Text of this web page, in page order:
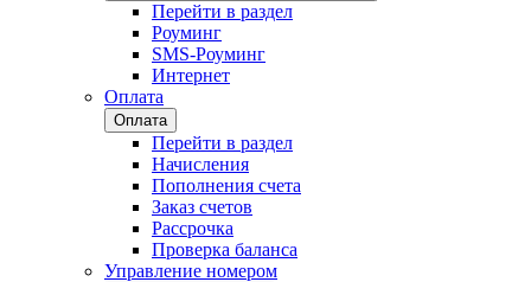
Перейти в раздел
Роуминг
SMS-Роуминг
Интернет
Оплата
Оплата
Перейти в раздел
Начисления
Пополнения счета
Заказ счетов
Рассрочка
Проверка баланса
Управление номером